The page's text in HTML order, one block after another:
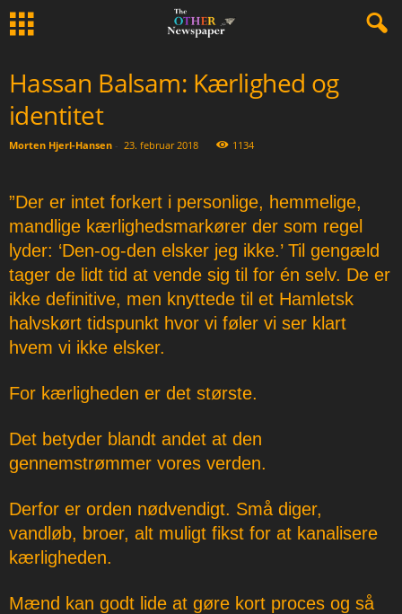
Hassan Balsam: Kærlighed og
identitet
Morten Hjerl-Hansen - 23. februar 2018 1134
”Der er intet forkert i personlige, hemmelige,
mandlige kærlighedsmarkører der som regel
lyder: ‘Den-og-den elsker jeg ikke.’ Til gengæld
tager de lidt tid at vende sig til for én selv. De er
ikke definitive, men knyttede til et Hamletsk
halvskørt tidspunkt hvor vi føler vi ser klart
hvem vi ikke elsker.
For kærligheden er det største.
Det betyder blandt andet at den
gennemstrømmer vores verden.
Derfor er orden nødvendigt. Små diger,
vandløb, broer, alt muligt fikst for at kanalisere
kærligheden.
Mænd kan godt lide at gøre kort proces og så